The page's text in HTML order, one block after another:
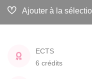
Ajouter à la
ECTS
6 crédits